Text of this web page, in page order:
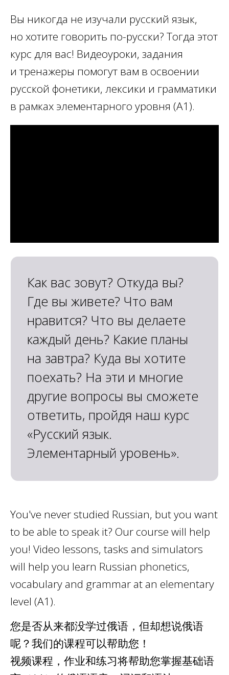
Вы никогда не изучали русский язык,
но хотите говорить по-русски? Тогда этот
курс для вас! Видеоуроки, задания
и тренажеры помогут вам в освоении
русской фонетики, лексики и грамматики
в рамках элементарного уровня (А1).
другие вопросы вы сможете
«Русский язык.
Элементарный уровень».
You've never studied Russian, but you want
to be able to speak it? Our course will help
you! Video lessons, tasks and simulators
will help you learn Russian phonetics,
vocabulary and grammar at an elementary
level (A1).
您是否从来都没学过俄语，但却想说俄语
呢？我们的课程可以帮助您！
视频课程，作业和练习将帮助您掌握基础语